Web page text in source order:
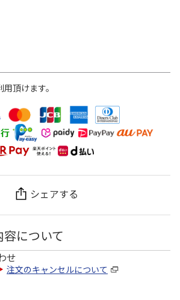
頂けます。
シェアする
について
せ
注文のキャンセルについて